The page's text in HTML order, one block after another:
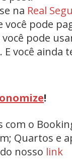
na Real
você pode
você pode
. E você ainda
!
o
Quartos e
nosso link